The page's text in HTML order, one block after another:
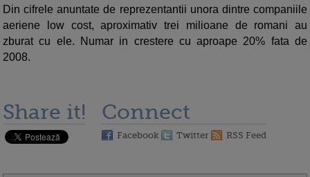
Din cifrele anuntate de reprezentantii unora dintre companiile
aeriene low cost, aproximativ trei milioane de romani au
zburat cu ele. Numar in crestere cu aproape 20% fata de
2008.
Share it! Connect
Facebook Twitter RSS Feed